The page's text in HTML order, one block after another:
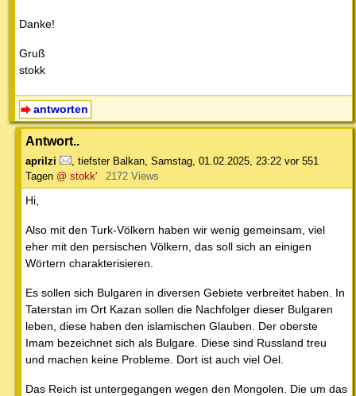
Danke!
Gruß
stokk
antworten
Antwort..
aprilzi tiefster Balkan Samstag, 01.02.2025, 23:22 vor 551
Tagen @ stokk' 2172 Views
Hi,
Also mit den Turk-Völkern haben wir wenig gemeinsam, viel
eher mit den persischen Völkern, das soll sich an einigen
Wörtern charakterisieren.
Es sollen sich Bulgaren in diversen Gebiete verbreitet haben. In
Taterstan im Ort Kazan sollen die Nachfolger dieser Bulgaren
leben, diese haben den islamischen Glauben. Der oberste
Imam bezeichnet sich als Bulgare. Diese sind Russland treu
und machen keine Probleme. Dort ist auch viel Oel.
Das Reich ist untergegangen wegen den Mongolen. Die um das